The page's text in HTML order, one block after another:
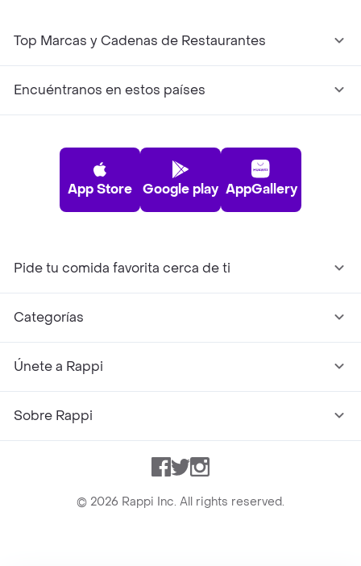
Top Marcas y Cadenas de Restaurantes
Encuéntranos en estos países
App Store Google play AppGallery
Pide tu comida favorita cerca de ti
Categorías
Únete a Rappi
Sobre Rappi
Facebook
TwitterInstagram
© 2026 Rappi Inc. All rights reserved.